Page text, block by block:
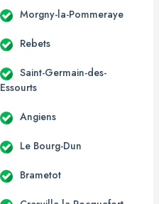
Morgny-la-Pommeraye
Rebets
Saint-Germain-des-
Essourts
Angiens
Le Bourg-Dun
Brametot